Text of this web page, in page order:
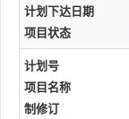
计划下达日期
项目状态
计划号
项目名称
制修订